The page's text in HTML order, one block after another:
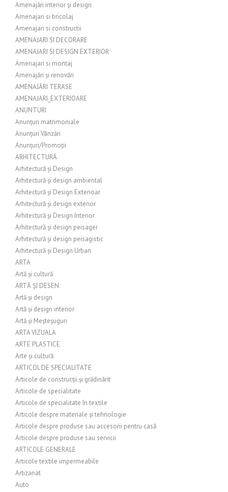
Amenajări interior și design
Amenajari si bricolaj
Amenajari si constructii
AMENAJARI SI DECORARE
AMENAJARI SI DESIGN EXTERIOR
Amenajari si montaj
Amenajări și renovări
AMENAJĂRI TERASE
AMENAJARI_EXTERIOARE
ANUNTURI
Anunțuri matrimoniale
Anunțuri Vânzări
Anunțuri/Promoții
ARHITECTURĂ
Arhitectură și Design
Arhitectură și design ambiental
Arhitectură și Design Exterioar
Arhitectură și design exterior
Arhitectură și Design Interior
Arhitectură și design peisager
Arhitectură și design peisagistic
Arhitectură și Design Urban
ARTA
Artă și cultură
ARTĂ ȘI DESEN
Artă și design
Artă și design interior
Artă și Meșteșuguri
ARTA VIZUALA
ARTE PLASTICE
Arte și cultură
ARTICOL DE SPECIALITATE
Articole de construcții și grădinărit
Articole de specialitate
Articole de specialitate în textile
Articole despre materiale și tehnologie
Articole despre produse sau accesorii pentru casă
Articole despre produse sau servicii
ARTICOLE GENERALE
Articole textile impermeabile
Artizanat
Auto